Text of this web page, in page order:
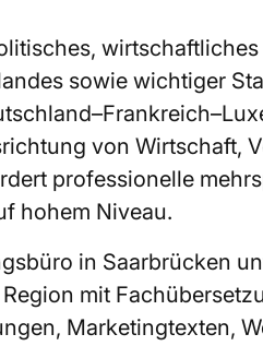
sowie wichtiger
von Wirtschaft,
professionelle
hohem Niveau.
in Saarbrücken
mit
Marketingtexten,